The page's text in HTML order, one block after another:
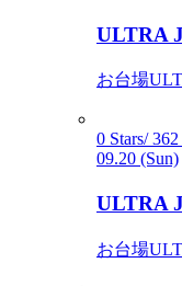
ULTRA
お台場
0 Stars/
09.20 (Sun)
ULTRA
お台場